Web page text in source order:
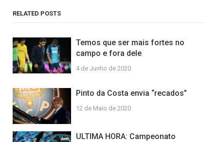
RELATED POSTS
Temos que ser mais fortes no
campo e fora dele
4 de Junho de 2020
Pinto da Costa envia “recados”
12 de Maio de 2020
ULTIMA HORA: Campeonato